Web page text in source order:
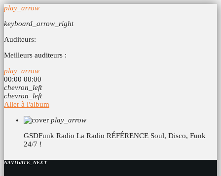
play_arrow
keyboard_arrow_right
Auditeurs:
Meilleurs auditeurs :
play_arrow
00:00 00:00
chevron_left
chevron_left
Aller à l'album
play_arrow
GSDFunk Radio La Radio RÉFÉRENCE Soul, Disco, Funk
24/7 !
NAVIGATE_NEXT